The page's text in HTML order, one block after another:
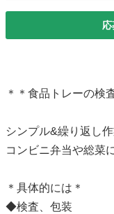
＊＊食品トレーの検
シンプル&繰り返し作
コンビニ弁当や総菜
＊具体的には＊
◆検査、包装